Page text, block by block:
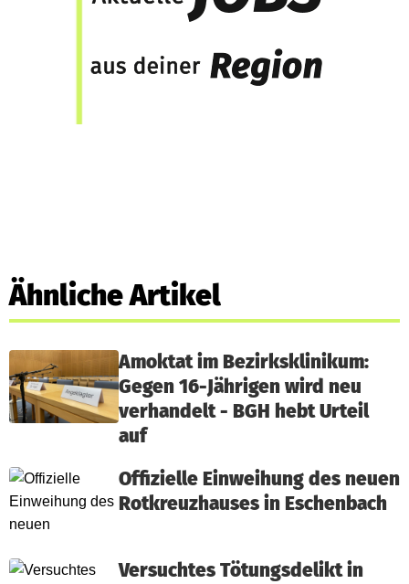
Ähnliche Artikel
Amoktat im Bezirksklinikum:
Gegen 16-Jährigen wird neu
verhandelt - BGH hebt Urteil
auf
Offizielle Einweihung des neuen
Rotkreuzhauses in Eschenbach
Versuchtes Tötungsdelikt in